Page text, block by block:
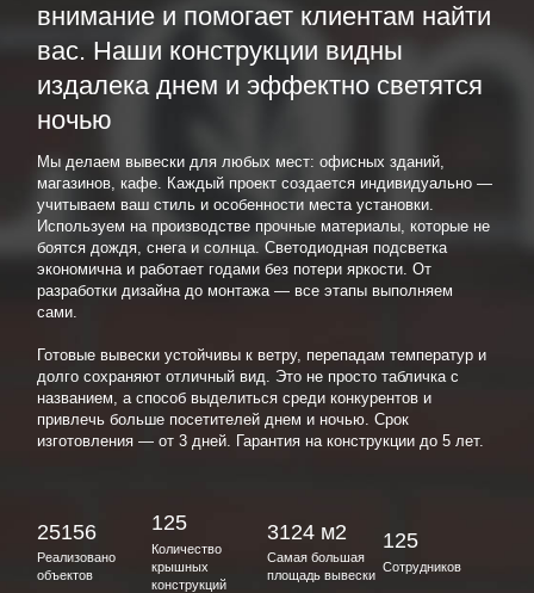
внимание и помогает клиентам найти
вас. Наши конструкции видны
издалека днем и эффектно светятся
ночью
Мы делаем вывески для любых мест: офисных зданий,
магазинов, кафе. Каждый проект создается индивидуально —
учитываем ваш стиль и особенности места установки.
Используем на производстве прочные материалы, которые не
боятся дождя, снега и солнца. Светодиодная подсветка
экономична и работает годами без потери яркости. От
разработки дизайна до монтажа — все этапы выполняем
сами.
Готовые вывески устойчивы к ветру, перепадам температур и
долго сохраняют отличный вид. Это не просто табличка с
названием, а способ выделиться среди конкурентов и
привлечь больше посетителей днем и ночью. Срок
изготовления — от 3 дней. Гарантия на конструкции до 5 лет.
25156
Реализовано
объектов
125
Количество
крышных
конструкций
3124 м2
Самая большая
площадь вывески
125
Сотрудников